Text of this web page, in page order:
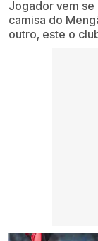
Jogador vem se
camisa do
outro, este o